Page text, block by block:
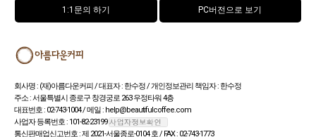
1:1문의 하기 PC버전으로 보기
회사명 : (재)아름다운커피 / 대표자 : 한수정 / 개인정보관리 책임자 : 한수정
주소 : 서울특별시 종로구 창경궁로 263 우정타워 4층
대표번호 : 02-743-1004 / 메일 : help@beautifulcoffee.com
사업자 등록번호 : 101-82-23199
통신판매업신고번호 : 제 2021-서울종로-0104 호 / FAX : 02-743-1773